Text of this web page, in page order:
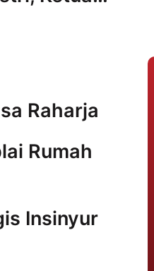
Raharja
Rumah
Insinyur